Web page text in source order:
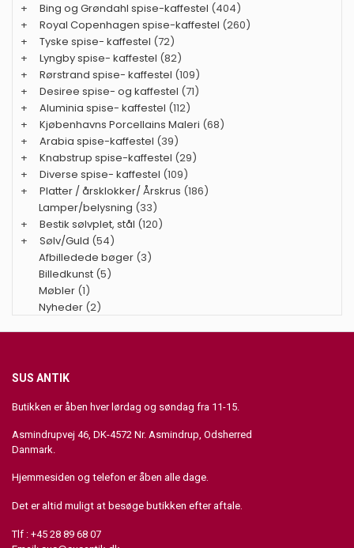
+
Bing og Grøndahl spise-kaffestel (404)
+
Royal Copenhagen spise-kaffestel (260)
+
Tyske spise- kaffestel (72)
+
Lyngby spise- kaffestel (82)
+
Rørstrand spise- kaffestel (109)
+
Desiree spise- og kaffestel (71)
+
Aluminia spise- kaffestel (112)
+
Kjøbenhavns Porcellains Maleri (68)
+
Arabia spise-kaffestel (39)
+
Knabstrup spise-kaffestel (29)
+
Diverse spise- kaffestel (109)
+
Platter / årsklokker/ Årskrus (186)
Lamper/belysning (33)
+
Bestik sølvplet, stål (120)
+
Sølv/Guld (54)
Afbilledede bøger (3)
Billedkunst (5)
Møbler (1)
Nyheder (2)
SUS ANTIK
Butikken er åben hver lørdag og søndag fra 11-15.
Asmindrupvej 46, DK-4572 Nr. Asmindrup, Odsherred
Danmark.
Hjemmesiden og telefon er åben alle dage.
Det er altid muligt at besøge butikken efter aftale.
Tlf : +45 28 89 68 07